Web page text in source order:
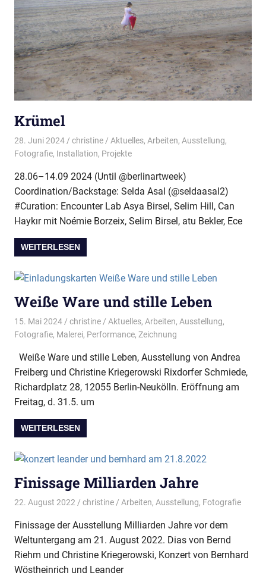
Krümel
28. Juni 2024 christine Aktuelles, Arbeiten, Ausstellung,
Fotografie, Installation, Projekte
28.06–14.09 2024 (Until @berlinartweek)
Coordination/Backstage: Selda Asal (@seldaasal2)
#Curation: Encounter Lab Asya Birsel, Selim Hill, Can
Haykır mit Noémie Borzeix, Selim Birsel, atu Bekler, Ece
WEITERLESEN
Weiße Ware und stille Leben
15. Mai 2024 christine Aktuelles, Arbeiten, Ausstellung,
Fotografie, Malerei, Performance, Zeichnung
Weiße Ware und stille Leben, Ausstellung von Andrea
Freiberg und Christine Kriegerowski Rixdorfer Schmiede,
Richardplatz 28, 12055 Berlin-Neukölln. Eröffnung am
Freitag, d. 31.5. um
WEITERLESEN
Finissage Milliarden Jahre
22. August 2022 christine Arbeiten, Ausstellung, Fotografie
Finissage der Ausstellung Milliarden Jahre vor dem
Weltuntergang am 21. August 2022. Dias von Bernd
Riehm und Christine Kriegerowski, Konzert von Bernhard
Wöstheinrich und Leander